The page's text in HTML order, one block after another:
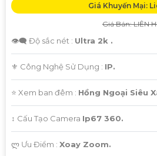
Giá Khuyến Mại:
Giá Bán: LIÊN
👁️‍🗨 Độ sắc nét : Ultra 2k .
⚜️ Công Nghệ Sử Dụng : IP.
⭐ Xem ban đêm : Hồng Ngoại Siêu
↕️ Cấu Tạo Camera Ip67 360.
️ლ Ưu Điểm : Xoay Zoom.